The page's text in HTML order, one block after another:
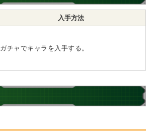
入手方法
ガチャでキャラを入手する。